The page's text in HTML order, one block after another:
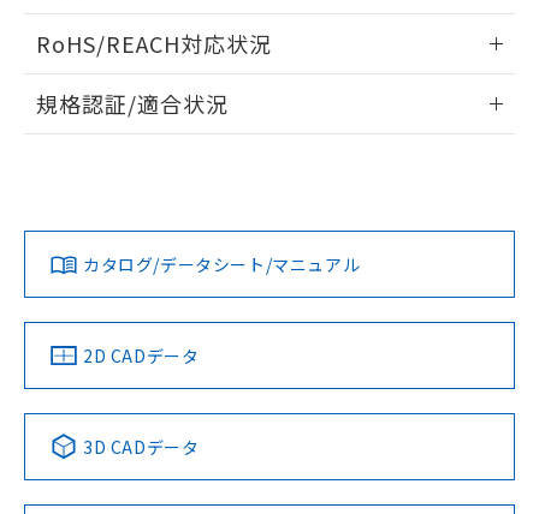
RoHS/REACH対応状況
EU RoHS 注意事項・凡例
対応済み
中国 RoHS 注意事項・凡例
Pb Hg Cd Cr(VI)
規格認証/適合状況
LR型式承認
（イギリス
船舶規格）
DNV型式承認
（ノルウェー
BV型式承認
（フランス
KR型式
（韓国
No No No No
この製品の規格認証/適合状況ページへ
その他の認証はこちらのページからご検索ください
カタログ/データシート/マニュアル
2D CADデータ
3D CADデータ
あります。
お客様が当ウェブサイト上で当社にご
および当社の共同利用者が、当社の製
品・サービスに関するお客様との取
引・商談に必要な範囲で利用すること
指します。
※3 非含有証明書ダウンロード
下記の非含有証明書をダウンロードするこ
とができます。
※本証明書は発行日時点で非含有を証明す
るもので、過去に遡って非含有を証明する
荷製品に未対応品が混在することから備考
欄に対応日を記載しておりました。
既に当社にて対応品への在庫切替を完了
していることから、特段のことがない限
り、2022年1月12日より割愛しておりま
す。
い合わせください。
合意する キャンセル